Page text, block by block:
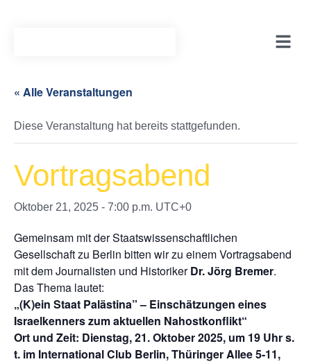
« Alle Veranstaltungen
Diese Veranstaltung hat bereits stattgefunden.
Vortragsabend
Oktober 21, 2025 - 7:00 p.m. UTC+0
Gemeinsam mit der Staatswissenschaftlichen
Gesellschaft zu Berlin bitten wir zu einem Vortragsabend
mit dem Journalisten und HistorikerDr. Jörg Bremer.
Das Thema lautet:
„(K)ein Staat Palästina” – Einschätzungen eines
Israelkenners zum aktuellen Nahostkonflikt“
Ort und Zeit: Dienstag, 21. Oktober 2025, um 19 Uhr s.
t. im International Club Berlin, Thüringer Allee 5-11,